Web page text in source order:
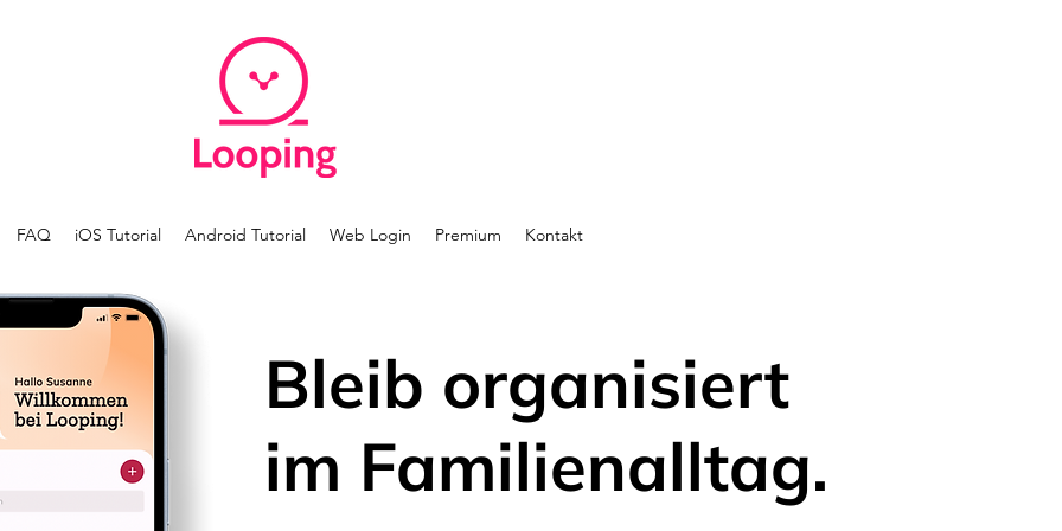
FAQ iOS Tutorial Android Tutorial Web Login Premium Kontakt
Bleib organisiert
im Familienalltag.